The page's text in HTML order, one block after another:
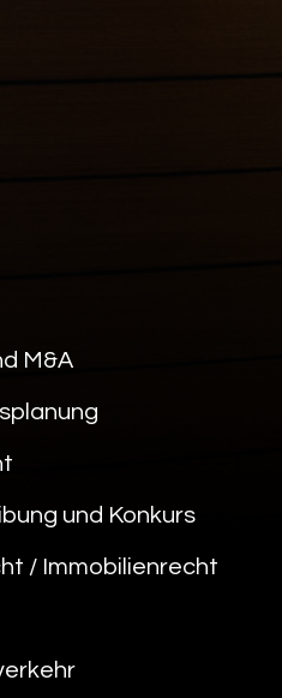
M&A
und Konkurs
/ Immobilienrecht